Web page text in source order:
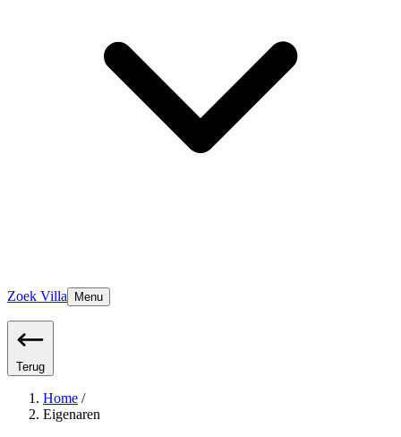
Zoek Villa Menu
Terug
Home /
Eigenaren